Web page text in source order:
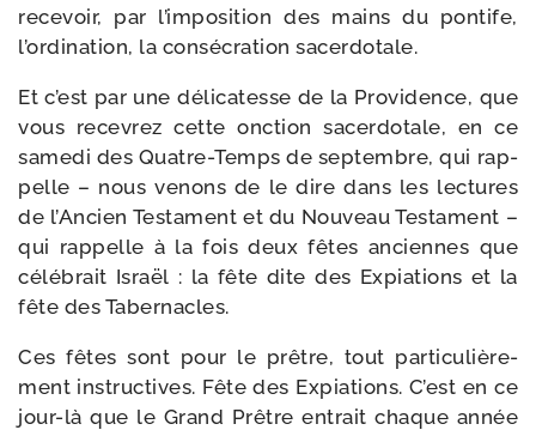
rece­voir, par l’imposition des mains du pon­tife,
l’ordination, la consé­cra­tion sacerdotale.
Et c’est par une déli­ca­tesse de la Providence, que
vous rece­vrez cette onc­tion sacer­do­tale, en ce
same­di des Quatre-​Temps de sep­tembre, qui rap­
pelle – nous venons de le dire dans les lec­tures
de l’Ancien Testament et du Nouveau Testament –
qui rap­pelle à la fois deux fêtes anciennes que
célé­brait Israël : la fête dite des Expiations et la
fête des Tabernacles.
Ces fêtes sont pour le prêtre, tout par­ti­cu­liè­re­
ment ins­truc­tives. Fête des Expiations. C’est en ce
jour-​là que le Grand Prêtre entrait chaque année